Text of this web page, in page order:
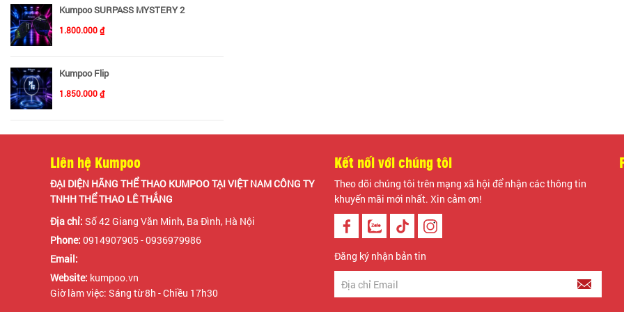
Kumpoo SURPASS MYSTERY 2
1.800.000 ₫
Kumpoo Flip
1.850.000 ₫
Số
Liên hệ Kumpoo
ĐẠI DIỆN HÃNG THỂ THAO KUMPOO TẠI VIỆT NAM CÔNG TY
TNHH THỂ THAO LÊ THẮNG
Địa chỉ: Số 42 Giang Văn Minh, Ba Đình, Hà Nội
Phone: 0914907905 - 0936979986
Email:
Website: kumpoo.vn
Giờ làm việc: Sáng từ 8h - Chiều 17h30
Kết nối với chúng tôi
Theo dõi chúng tôi trên mạng xã hội để nhận các thông tin
khuyến mãi mới nhất. Xin cảm ơn!
Đăng ký nhận bản tin